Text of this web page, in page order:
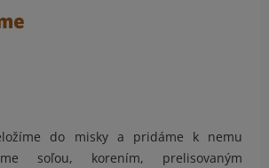
do misky a pridáme k nemu
soľou, korením, prelisovaným